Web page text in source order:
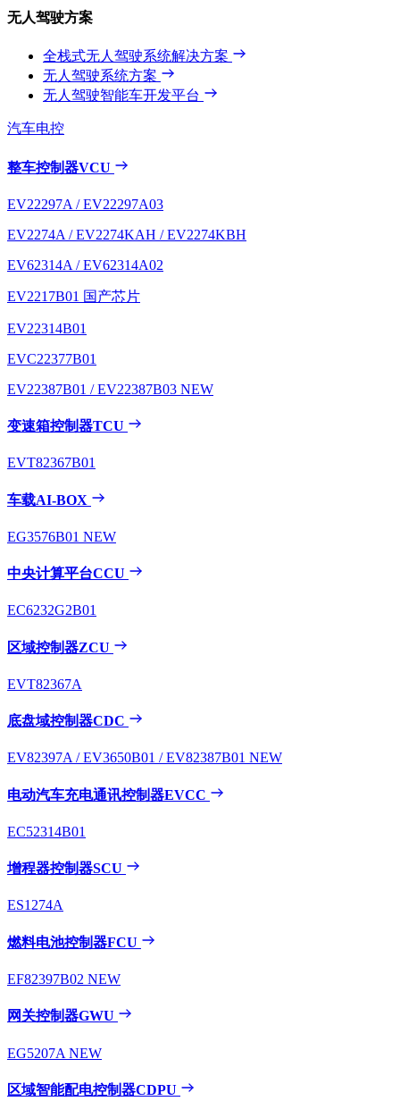
无人驾驶方案
全栈式无人驾驶系统解决方案
无人驾驶系统方案
无人驾驶智能车开发平台
汽车电控
整车控制器VCU
EV22297A / EV22297A03
EV2274A / EV2274KAH / EV2274KBH
EV62314A / EV62314A02
EV2217B01 国产芯片
EV22314B01
EVC22377B01
EV22387B01 / EV22387B03 NEW
变速箱控制器TCU
EVT82367B01
车载AI-BOX
EG3576B01 NEW
中央计算平台CCU
EC6232G2B01
区域控制器ZCU
EVT82367A
底盘域控制器CDC
EV82397A / EV3650B01 / EV82387B01 NEW
电动汽车充电通讯控制器EVCC
EC52314B01
增程器控制器SCU
ES1274A
燃料电池控制器FCU
EF82397B02 NEW
网关控制器GWU
EG5207A NEW
区域智能配电控制器CDPU